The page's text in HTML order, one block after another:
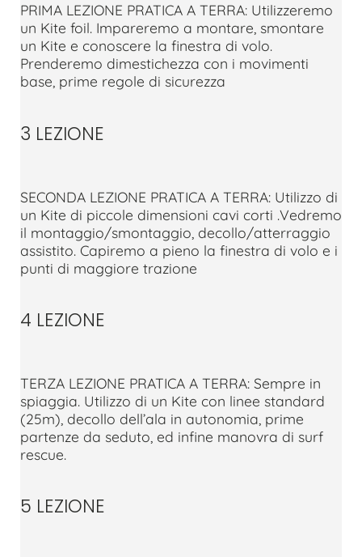
PRIMA LEZIONE PRATICA A TERRA: Utilizzeremo
un Kite foil. Impareremo a montare, smontare
un Kite e conoscere la finestra di volo.
Prenderemo dimestichezza con i movimenti
base, prime regole di sicurezza
3 LEZIONE
SECONDA LEZIONE PRATICA A TERRA: Utilizzo di
un Kite di piccole dimensioni cavi corti .Vedremo
il montaggio/smontaggio, decollo/atterraggio
assistito. Capiremo a pieno la finestra di volo e i
punti di maggiore trazione
4 LEZIONE
TERZA LEZIONE PRATICA A TERRA: Sempre in
spiaggia. Utilizzo di un Kite con linee standard
(25m), decollo dell’ala in autonomia, prime
partenze da seduto, ed infine manovra di surf
rescue.
5 LEZIONE